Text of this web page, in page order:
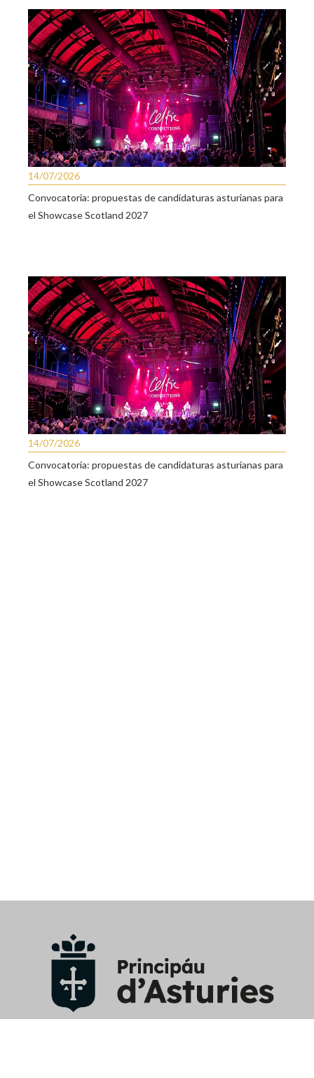
14/07/2026
Convocatoria: propuestas de candidaturas asturianas para
el Showcase Scotland 2027
14/07/2026
Convocatoria: propuestas de candidaturas asturianas para
el Showcase Scotland 2027